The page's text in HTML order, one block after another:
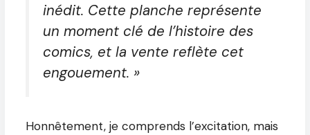
inédit. Cette planche représente
un moment clé de l’histoire des
comics, et la vente reflète cet
engouement. »
Honnêtement, je comprends l’excitation, mais